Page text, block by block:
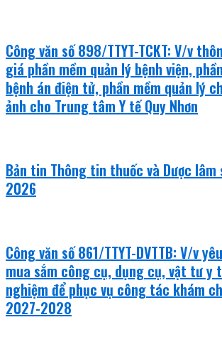
Công văn số 898/TTYT-TCKT: V/v
giá phần mềm quản lý bệnh viện,
bệnh án điện tử, phần mềm quản lý
ảnh cho Trung tâm Y tế Quy Nhơn
Bản tin Thông tin thuốc và Dược lâm
2026
Công văn số 861/TTYT-DVTTB: V/v
mua sắm công cụ, dụng cụ, vật tư y
nghiệm để phục vụ công tác khám
2027-2028